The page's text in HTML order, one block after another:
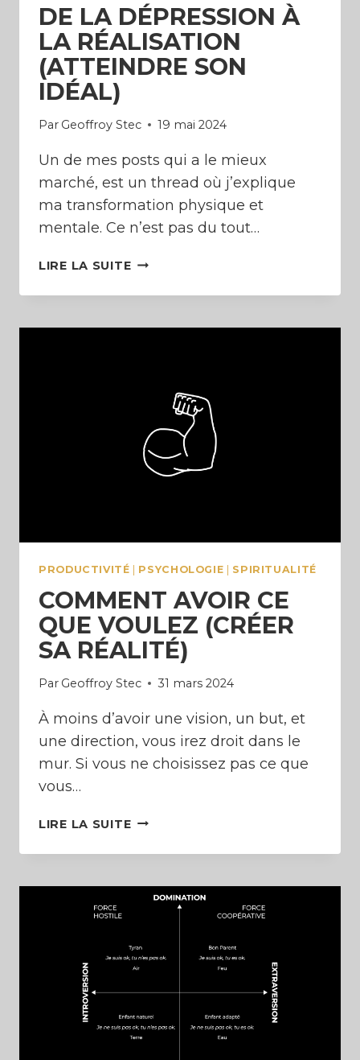
DE LA DÉPRESSION À
LA RÉALISATION
(ATTEINDRE SON
IDÉAL)
Par Geoffroy Stec 19 mai 2024
Un de mes posts qui a le mieux
marché, est un thread où j’explique
ma transformation physique et
mentale. Ce n’est pas du tout…
LIRE LA SUITEDE
DÉPRESSION
IDÉAL)
PRODUCTIVITÉ | PSYCHOLOGIE | SPIRITUALITÉ
COMMENT AVOIR CE
QUE VOULEZ (CRÉER
SA RÉALITÉ)
Par Geoffroy Stec 31 mars 2024
À moins d’avoir une vision, un but, et
une direction, vous irez droit dans le
mur. Si vous ne choisissez pas ce que
vous…
LIRE LA SUITECOMMENT
CE
VOULEZ
(CRÉER
RÉALITÉ)